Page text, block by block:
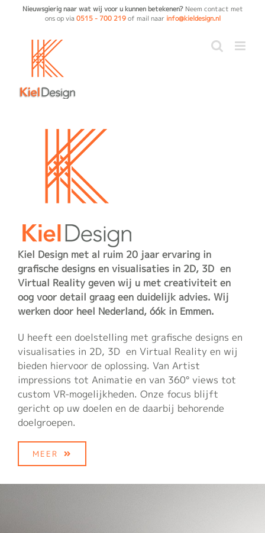
Nieuwsgierig naar wat wij voor u kunnen betekenen?Neem contact met
ons op via0515 - 700 219of mail naar info@kieldesign.nl
Kiel Design met al ruim 20 jaar ervaring in
grafische designs en visualisaties in 2D, 3D en
Virtual Reality geven wij u met creativiteit en
oog voor detail graag een duidelijk advies. Wij
werken door heel Nederland, óók in Emmen.
U heeft een doelstelling met grafische designs en
visualisaties in 2D, 3D en Virtual Reality en wij
bieden hiervoor de oplossing. Van Artist
impressions tot Animatie en van 360° views tot
custom VR-mogelijkheden. Onze focus blijft
gericht op uw doelen en de daarbij behorende
doelgroepen.
MEER